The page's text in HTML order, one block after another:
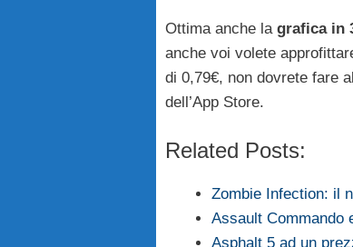
Ottima anche la grafica in
anche voi volete
di 0,79€, non dovrete fare
dell’App Store.
Related Posts:
Zombie Infection: il
Assault Commando
Asphalt 5 ad un